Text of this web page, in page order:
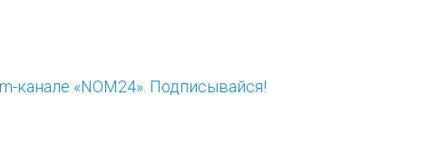
канале «NOM24». Подписывайся!